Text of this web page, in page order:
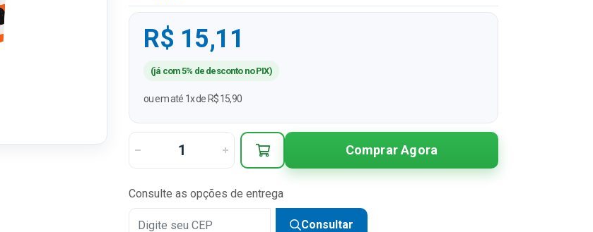
R$ 15,11
(já com 5% de desconto no PIX)
ou em até 1x de R$ 15,90
Comprar Agora
Consulte as opções de entrega
Consultar